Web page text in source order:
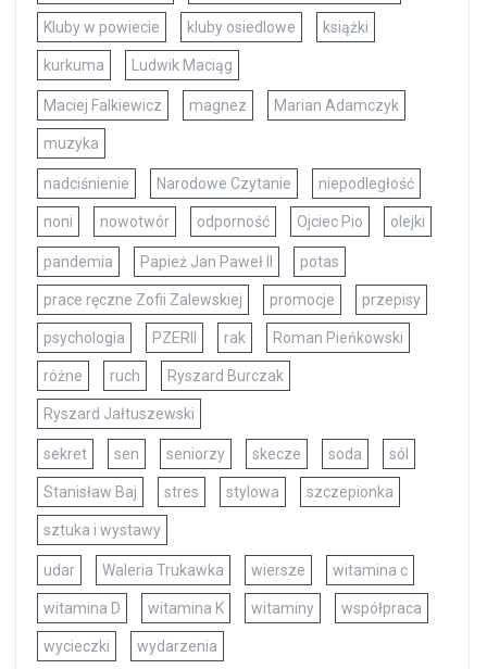
Kluby w powiecie kluby osiedlowe książki
kurkuma Ludwik Maciąg
Maciej Falkiewicz magnez Marian Adamczyk
muzyka
nadciśnienie Narodowe Czytanie niepodległość
noni nowotwór odporność Ojciec Pio olejki
pandemia Papież Jan Paweł II potas
prace ręczne Zofii Zalewskiej promocje przepisy
psychologia PZERII rak Roman Pieńkowski
różne ruch Ryszard Burczak
Ryszard Jałtuszewski
sekret sen seniorzy skecze soda sól
Stanisław Baj stres stylowa szczepionka
sztuka i wystawy
udar Waleria Trukawka wiersze witamina c
witamina D witamina K witaminy współpraca
wycieczki wydarzenia